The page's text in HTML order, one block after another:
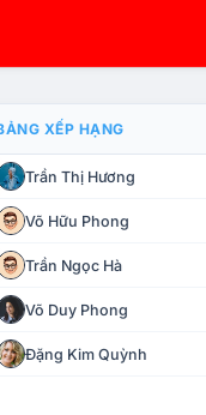
CHẾ TÀI XỬ LÝ VI PHẠM
XẾP HẠNG
Trần Thị Hương
Võ Hữu Phong
Trần Ngọc Hà
Võ Duy Phong
Đặng Kim Quỳnh